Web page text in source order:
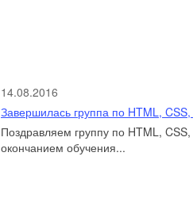
14.08.2016
Завершилась группа по HTML,
Поздравляем группу по HTML,
окончанием обучения...